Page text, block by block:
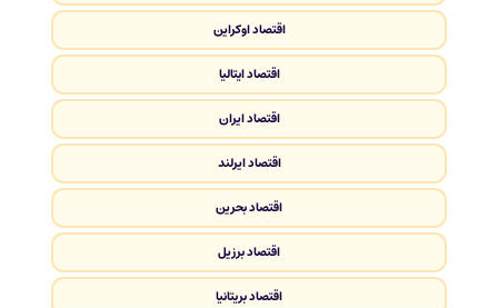
اقتصاد اوکراین
اقتصاد ایتالیا
اقتصاد ایران
اقتصاد ایرلند
اقتصاد بحرین
اقتصاد برزیل
اقتصاد بریتانیا